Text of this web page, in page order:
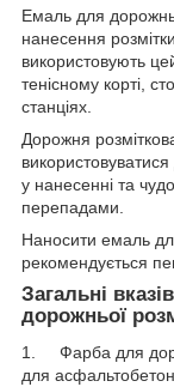
Емаль для
нанесення
використовують
тенісному корті,
станціях.
Дорожня
у нанесенні та
перепадами.
Наносити емаль
рекомендується
Загальні
дорожньої
1. Фарба для
для